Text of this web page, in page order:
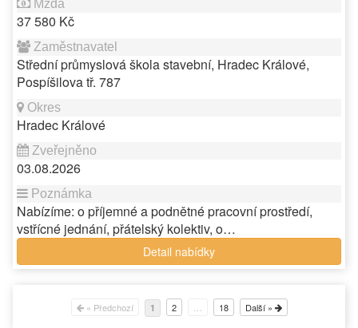
37 580 Kč
Střední průmyslová škola stavební, Hradec Králové,
Pospíšilova tř. 787
Hradec Králové
03.08.2026
Nabízíme: o příjemné a podnětné pracovní prostředí,
vstřícné jednání, přátelský kolektiv, o…
Detail nabídky
« Předchozí 1 2 18 Další »